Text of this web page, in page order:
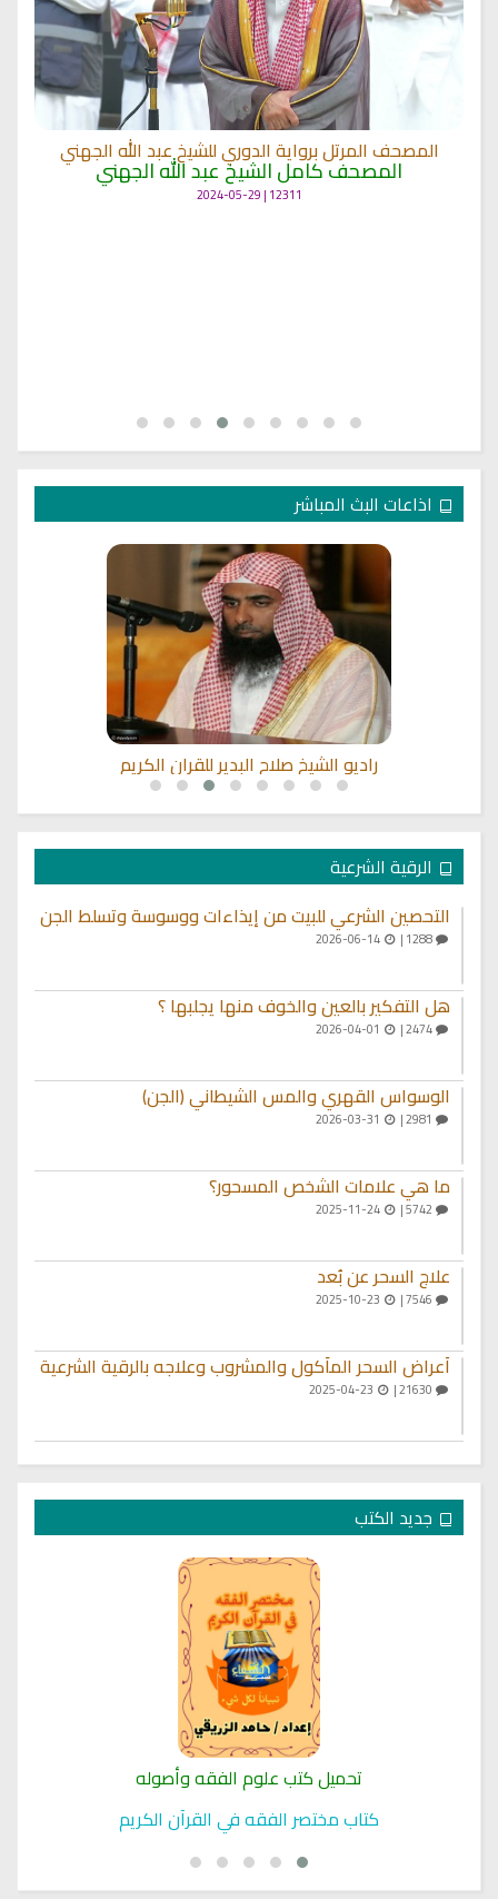
المصحف المرتل برواية الدوري للشيخ عبد الله الجهني
المصحف كامل الشيخ عبد الله الجهني
12311 | 2024-05-29
اذاعات البث المباشر
راديو الشيخ صلاح البدير للقران الكريم
الرقية الشرعية
التحصين الشرعي للبيت من إيذاءات ووسوسة وتسلط الجن
1288 |
2026-06-14
هل التفكير بالعين والخوف منها يجلبها ؟
2474 |
الوسواس القهري والمس الشيطاني (الجن)
ما هي علامات الشخص المسحور؟
2025-11-24
علاج السحر عن بُعد
أعراض السحر المأكول والمشروب وعلاجه بالرقية الشرعية
جديد الكتب
تحميل كتب علوم الفقه وأصوله
كتاب مختصر الفقه في القرآن الكريم